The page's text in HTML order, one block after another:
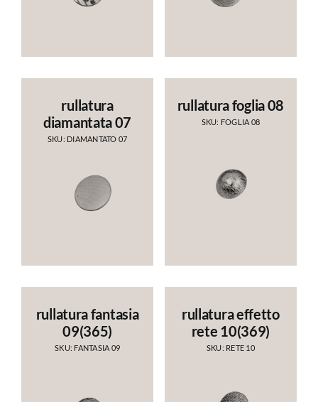
rullatura
diamantata 07
SKU: DIAMANTATO 07
rullatura foglia 08
SKU: FOGLIA 08
rullatura fantasia
09(365)
SKU: FANTASIA 09
rullatura effetto
rete 10(369)
SKU: RETE 10